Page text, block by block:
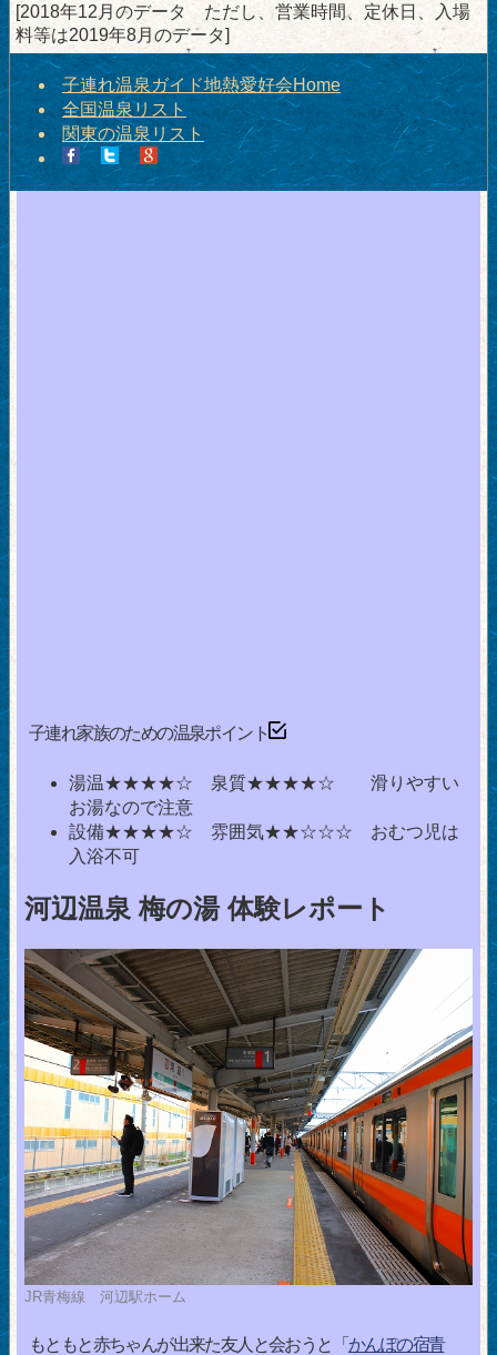
[2018年12月のデータ ただし、営業時間、定休日、入場
料等は2019年8月のデータ]
子連れ温泉ガイド地熱愛好会Home
全国温泉リスト
関東の温泉リスト
子連れ家族のための温泉ポイント
湯温★★★★☆ 泉質★★★★☆ 滑りやすい
お湯なので注意
設備★★★★☆ 雰囲気★★☆☆☆ おむつ児は
入浴不可
河辺温泉 梅の湯 体験レポート
JR青梅線 河辺駅ホーム
もともと赤ちゃんが出来た友人と会おうと「 かんぽの宿青